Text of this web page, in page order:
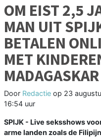
OM EIST 2,5
MAN UIT
BETALEN
MET
MADAGASKAR
Door Redactie op 23
16:54 uur
SPIJK - Live seksshows
arme landen zoals de